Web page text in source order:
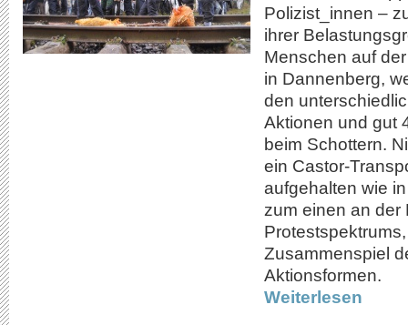
Polizist_innen –
ihrer
Menschen auf
in Dannenberg,
den
Aktionen und gut
beim Schottern.
ein Castor-
aufgehalten wie
zum einen an der
Zusammenspiel
Aktionsformen.
Weiterlesen